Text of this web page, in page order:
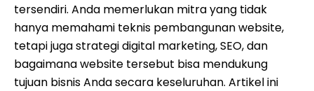
tersendiri. Anda memerlukan mitra yang tidak
hanya memahami teknis pembangunan website,
tetapi juga strategi digital marketing, SEO, dan
bagaimana website tersebut bisa mendukung
tujuan bisnis Anda secara keseluruhan. Artikel ini